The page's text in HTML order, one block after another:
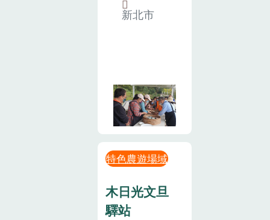
新北市
特色農遊場域
木日光文旦
驛站